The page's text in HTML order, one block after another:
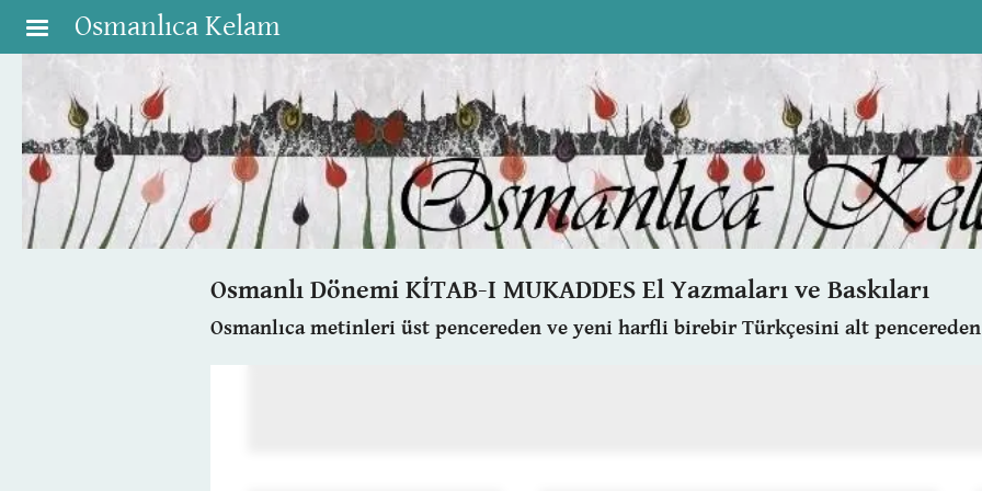
Skip to main content
Osmanlıca Kelam
Osmanlı Dönemi KİTAB-I MUKADDES El Yazmaları ve Baskıları
Osmanlıca metinleri üst pencereden ve yeni harfli birebir Türkçesini alt